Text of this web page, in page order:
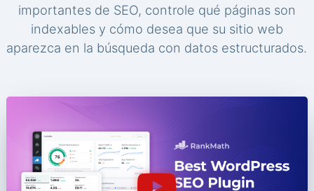
importantes de SEO, controle qué páginas son
indexables y cómo desea que su sitio web
aparezca en la búsqueda con datos estructurados.